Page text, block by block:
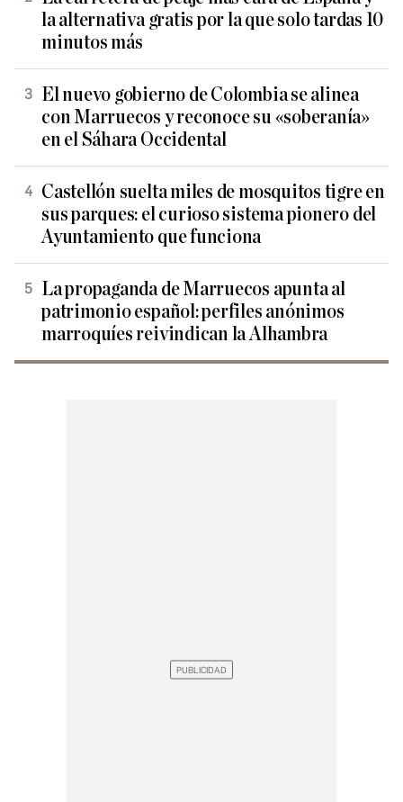
la alternativa gratis por la que solo tardas 10
minutos más
El nuevo gobierno de Colombia se alinea
con Marruecos y reconoce su «soberanía»
en el Sáhara Occidental
Castellón suelta miles de mosquitos tigre en
sus parques: el curioso sistema pionero del
Ayuntamiento que funciona
La propaganda de Marruecos apunta al
patrimonio español: perfiles anónimos
marroquíes reivindican la Alhambra